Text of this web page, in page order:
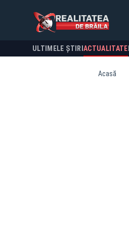
ULTIMELE ȘTIRI ACTUALITATE
Acasă